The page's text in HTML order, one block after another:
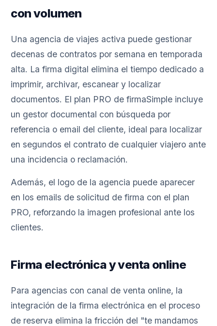
con volumen
Una agencia de viajes activa puede gestionar
decenas de contratos por semana en temporada
alta. La firma digital elimina el tiempo dedicado a
imprimir, archivar, escanear y localizar
documentos. El plan PRO de firmaSimple incluye
un gestor documental con búsqueda por
referencia o email del cliente, ideal para localizar
en segundos el contrato de cualquier viajero ante
una incidencia o reclamación.
Además, el logo de la agencia puede aparecer
en los emails de solicitud de firma con el plan
PRO, reforzando la imagen profesional ante los
clientes.
Firma electrónica y venta online
Para agencias con canal de venta online, la
integración de la firma electrónica en el proceso
de reserva elimina la fricción del "te mandamos